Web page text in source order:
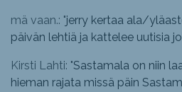
mä vaan.: "jerry kertaa ala/
päivän lehtiä ja kattelee uutisia
Kirsti Lahti: "Sastamala on niin
hieman rajata missä päin